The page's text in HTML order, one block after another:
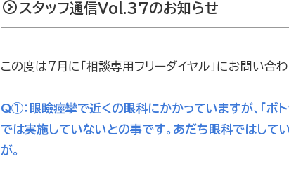
スタッフ通信Vol.37のお知らせ
この度は7月に「相談専用フリーダイヤル」にお問い合
Q①： 眼瞼痙攣で近くの眼科にかかっていますが、「ボ
では実施していないとの事です。あだち眼科ではし
が。